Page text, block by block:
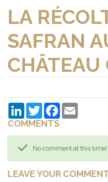
LA
SAFRAN
CHÂTEAU
LinkedInTwitterFacebook
COMMENTS
No comment at this time!
LEAVE YOUR